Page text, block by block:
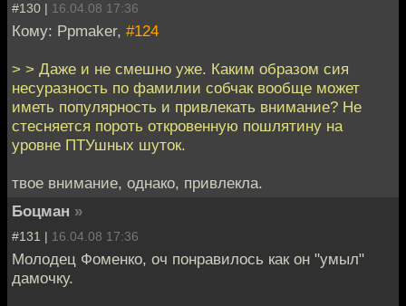
#130 | 16.04.08 17:36
Кому: Ppmaker, #124
> > Даже и не смешно уже. Каким образом сия
несуразность по фамилии собчак вообще может
иметь популярность и привлекать внимание? Не
стесняется пороть откровенную пошлятину на
уровне ПТУшных шуток.
твое внимание, однако, привлекла.
Боцман »
#131 | 16.04.08 17:36
Молодец Фоменко, оч понравилось как он "умыл"
дамочку.